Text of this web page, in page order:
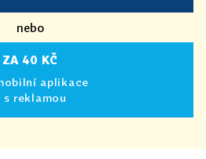
nebo
ZA 40 KČ
aplikace
s reklamou